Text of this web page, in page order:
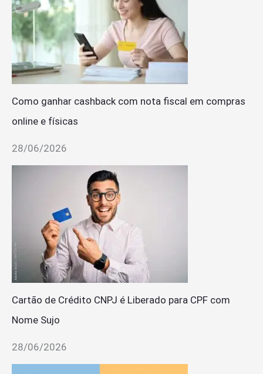
Como ganhar cashback com nota fiscal em compras
online e físicas
28/06/2026
Cartão de Crédito CNPJ é Liberado para CPF com
Nome Sujo
28/06/2026